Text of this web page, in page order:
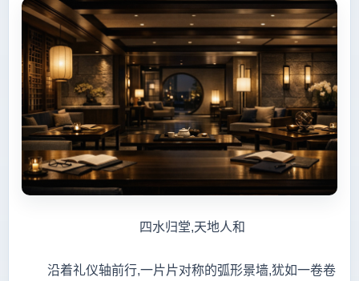
四水归堂,天地人和
沿着礼仪轴前行,一片片对称的弧形景墙,犹如一卷卷